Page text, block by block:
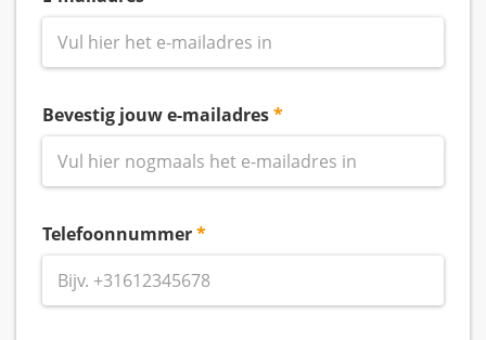
Bevestig jouw e-mailadres
Telefoonnummer